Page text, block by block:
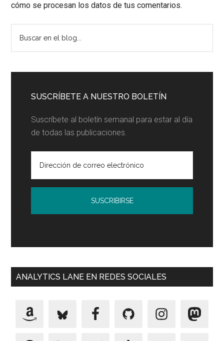
cómo se procesan los datos de tus comentarios.
Barra
lateral
principal
SUSCRÍBETE A NUESTRO BOLETÍN
Suscríbete al boletín semanal para estar al día
de todas las publicaciones.
ANALYTICS LANE EN REDES SOCIALES